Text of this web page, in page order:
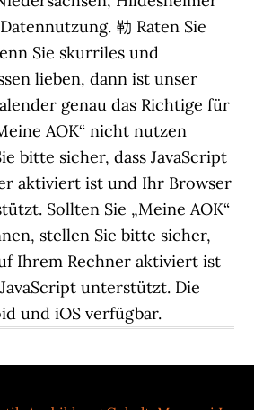
勒 Raten Sie
Sie skurriles und
lieben, dann ist unser
genau das Richtige für
AOK“ nicht nutzen
bitte sicher, dass JavaScript
aktiviert ist und Ihr Browser
Sollten Sie „Meine AOK“
stellen Sie bitte sicher,
Ihrem Rechner aktiviert ist
unterstützt. Die
und iOS verfügbar.